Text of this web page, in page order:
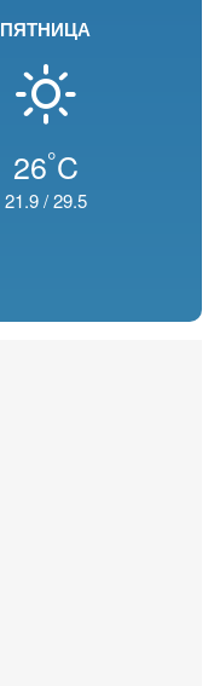
ПЯТНИЦА
26°C
21.9/29.5